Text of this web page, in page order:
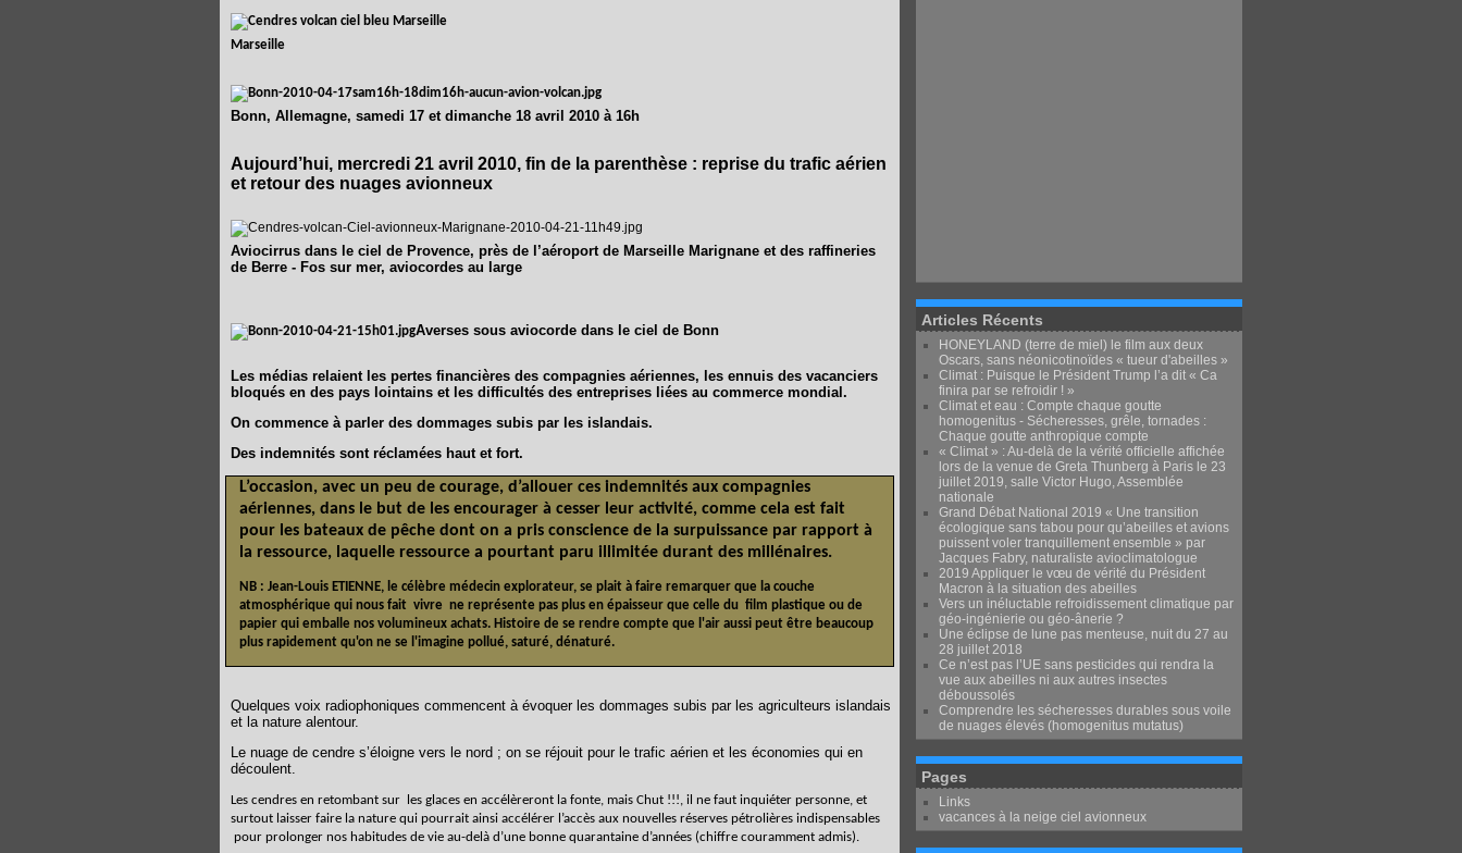
Marseille
Bonn, Allemagne, samedi 17 et dimanche 18 avril 2010 à 16h
Aujourd’hui, mercredi 21 avril 2010, fin de la parenthèse : reprise du trafic aérien
et retour des nuages avionneux
Aviocirrus dans le ciel de Provence, près de l’aéroport de Marseille Marignane et des raffineries
de Berre - Fos sur mer, aviocordes au large
Averses sous aviocorde dans le ciel de Bonn
Les médias relaient les pertes financières des compagnies aériennes, les ennuis des vacanciers
bloqués en des pays lointains et les difficultés des entreprises liées au commerce mondial.
On commence à parler des dommages subis par les islandais.
Des indemnités sont réclamées haut et fort.
L’occasion, avec un peu de courage, d’allouer ces indemnités aux compagnies
aériennes, dans le but de les encourager à cesser leur activité, comme cela est fait
pour les bateaux de pêche dont on a pris conscience de la surpuissance par rapport à
la ressource, laquelle ressource a pourtant paru illimitée durant des millénaires.
NB : Jean-Louis ETIENNE, le célèbre médecin explorateur, se plait à faire remarquer que la couche
atmosphérique qui nous fait vivre ne représente pas plus en épaisseur que celle du film plastique ou de
papier qui emballe nos volumineux achats. Histoire de se rendre compte que l'air aussi peut être beaucoup
plus rapidement qu'on ne se l'imagine pollué, saturé, dénaturé.
Quelques voix radiophoniques commencent à évoquer les dommages subis par les agriculteurs islandais
et la nature alentour.
Le nuage de cendre s’éloigne vers le nord ; on se réjouit pour le trafic aérien et les économies qui en
découlent.
Les cendres en retombant sur
les glaces en accélèreront la fonte, mais Chut !!!, il ne faut inquiéter personne, et
surtout laisser faire la nature qui pourrait ainsi accélérer l’accès aux nouvelles réserves pétrolières indispensables
pour prolonger nos habitudes de vie au-delà d’une bonne quarantaine d’années (chiffre couramment admis).
Articles Récents
HONEYLAND (terre de miel) le film aux deux
Oscars, sans néonicotinoïdes « tueur d'abeilles »
Climat : Puisque le Président Trump l’a dit « Ca
finira par se refroidir ! »
Climat et eau : Compte chaque goutte
homogenitus - Sécheresses, grêle, tornades :
Chaque goutte anthropique compte
« Climat » : Au-delà de la vérité officielle affichée
lors de la venue de Greta Thunberg à Paris le 23
juillet 2019, salle Victor Hugo, Assemblée
nationale
Grand Débat National 2019 « Une transition
écologique sans tabou pour qu’abeilles et avions
puissent voler tranquillement ensemble » par
Jacques Fabry, naturaliste avioclimatologue
2019 Appliquer le vœu de vérité du Président
Macron à la situation des abeilles
Vers un inéluctable refroidissement climatique par
géo-ingénierie ou géo-ânerie ?
Une éclipse de lune pas menteuse, nuit du 27 au
28 juillet 2018
Ce n’est pas l’UE sans pesticides qui rendra la
vue aux abeilles ni aux autres insectes
déboussolés
Comprendre les sécheresses durables sous voile
de nuages élevés (homogenitus mutatus)
Pages
Links
vacances à la neige ciel avionneux